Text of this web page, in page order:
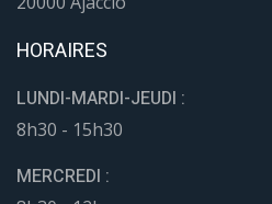
HORAIRES
LUNDI-MARDI-JEUDI :
8h30 - 15h30
MERCREDI :